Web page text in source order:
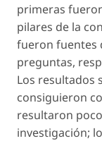
primeras
pilares de la
fueron fuentes
preguntas,
Los resultados
consiguieron
resultaron
investigación;